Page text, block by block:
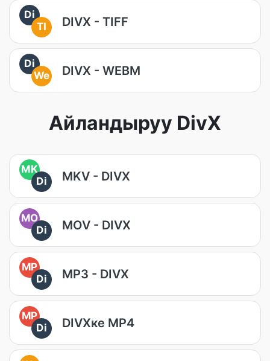
Di
TI
DIVX - TIFF
Di
We
DIVX - WEBM
Айландыруу DivX
MK
Di
MKV - DIVX
MO
Di
MOV - DIVX
MP
Di
MP3 - DIVX
MP
Di
DIVXке MP4